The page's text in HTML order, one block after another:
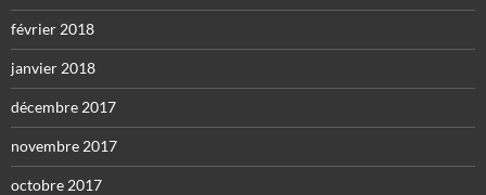
février 2018
janvier 2018
décembre 2017
novembre 2017
octobre 2017